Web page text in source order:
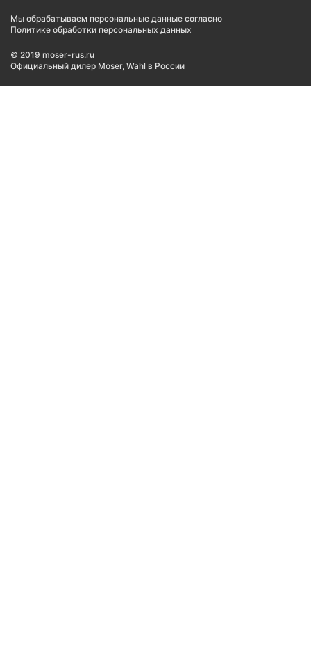
Мы обрабатываем персональные данные согласно
Политике обработки персональных данных
© 2019 moser-rus.ru
Официальный дилер Moser, Wahl в России